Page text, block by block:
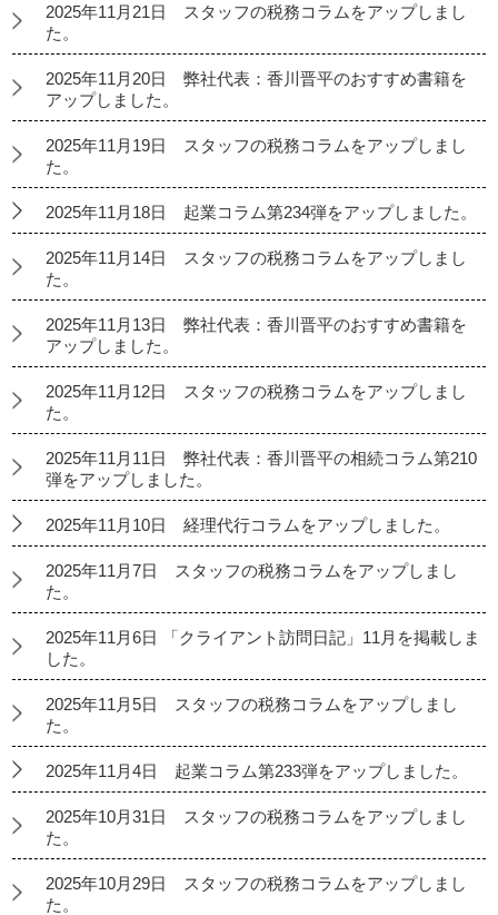
2025年11月21日 スタッフの税務コラムをアップしまし
た。
2025年11月20日 弊社代表：香川晋平のおすすめ書籍を
アップしました。
2025年11月19日 スタッフの税務コラムをアップしまし
た。
2025年11月18日 起業コラム第234弾をアップしました。
2025年11月14日 スタッフの税務コラムをアップしまし
た。
2025年11月13日 弊社代表：香川晋平のおすすめ書籍を
アップしました。
2025年11月12日 スタッフの税務コラムをアップしまし
た。
2025年11月11日 弊社代表：香川晋平の相続コラム第210
弾をアップしました。
2025年11月10日 経理代行コラムをアップしました。
2025年11月7日 スタッフの税務コラムをアップしまし
た。
2025年11月6日 「クライアント訪問日記」11月を掲載しま
した。
2025年11月5日 スタッフの税務コラムをアップしまし
た。
2025年11月4日 起業コラム第233弾をアップしました。
2025年10月31日 スタッフの税務コラムをアップしまし
た。
2025年10月29日 スタッフの税務コラムをアップしまし
た。